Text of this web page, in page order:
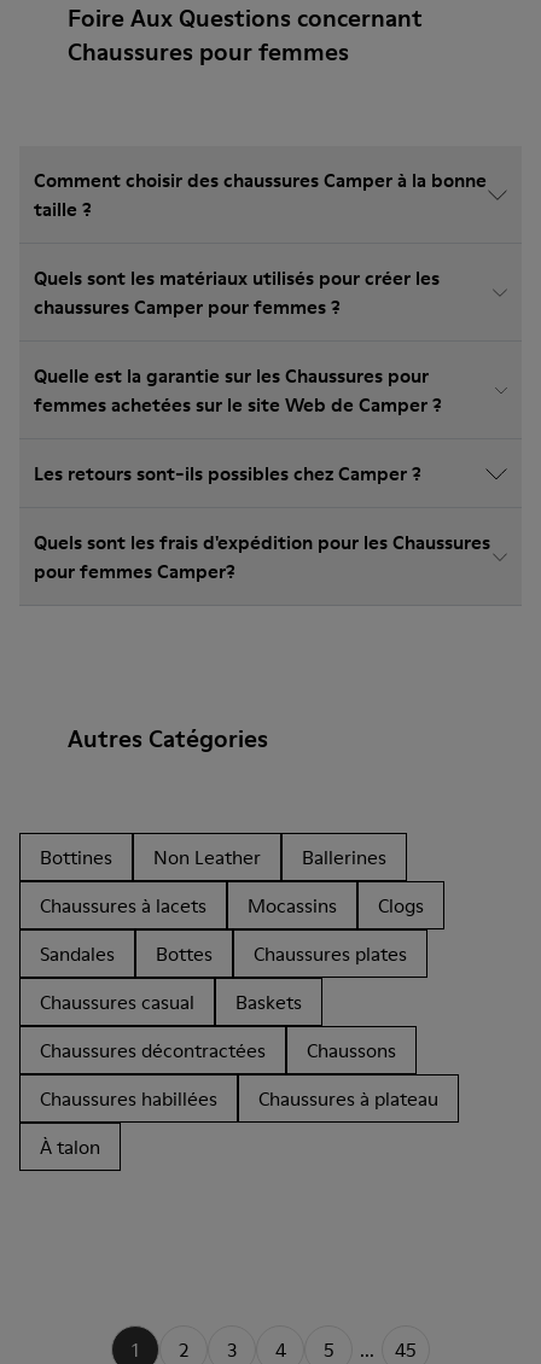
Foire Aux Questions concernant
Chaussures pour femmes
Comment choisir des chaussures Camper à la bonne
taille ?
Quels sont les matériaux utilisés pour créer les
chaussures Camper pour femmes ?
Quelle est la garantie sur les Chaussures pour
femmes achetées sur le site Web de Camper ?
Les retours sont-ils possibles chez Camper ?
Quels sont les frais d'expédition pour les Chaussures
pour femmes Camper?
Autres Catégories
Bottines Non Leather
Ballerines
Chaussures à lacets
Mocassins
Clogs
Sandales
Bottes
Chaussures plates
Chaussures casual
Baskets
Chaussures décontractées
Chaussons
Chaussures habillées
Chaussures à plateau
À talon
1 2 3 4 5 ... 45